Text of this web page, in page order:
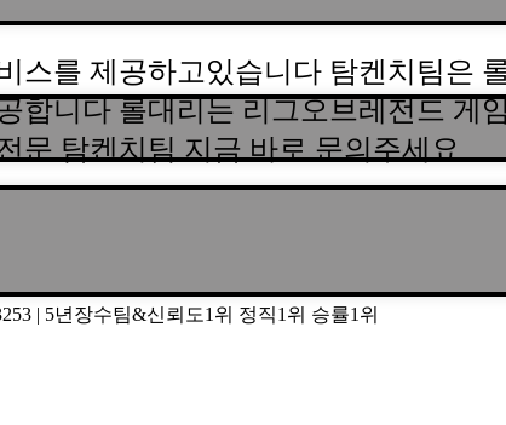
스를 제공하고있습니다 탐켄치팀은
합니다 롤대리는 리그오브레전드 게
문 탐켄치팀 지금 바로 문의주세요
| 5년장수팀&신뢰도1위 정직1위 승률1위